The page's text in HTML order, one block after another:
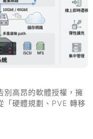
別高昂的軟體授權，擁
「硬體規劃、PVE 轉移